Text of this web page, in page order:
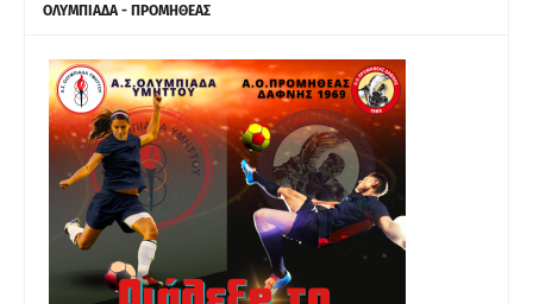
ΟΛΥΜΠΙΑΔΑ - ΠΡΟΜΗΘΕΑΣ